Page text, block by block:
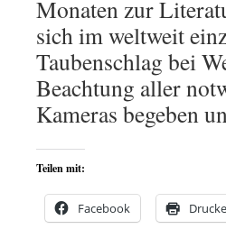
Monaten zur
sich im weltweit
Taubenschlag bei
Beachtung aller
Kameras begeben
Teilen mit:
Facebook